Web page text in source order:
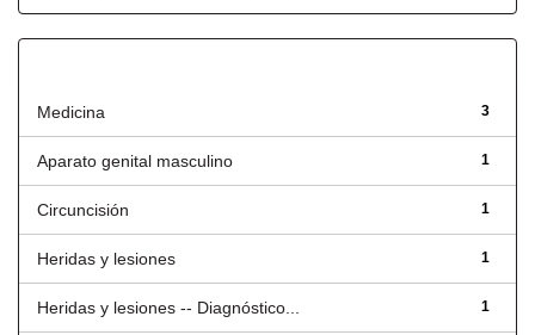
3
Medicina
1
Aparato genital masculino
1
Circuncisión
1
Heridas y lesiones
1
Heridas y lesiones -- Diagnóstico...